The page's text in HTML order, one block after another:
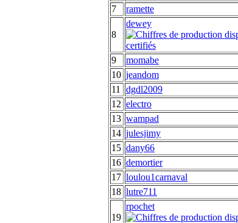
7
ramette
8
dewey
9 momabe
10 jeandom
11
dgdl2009
12 electro
13 wampad
14 julesjimy
15 dany66
16 demortier
17 loulou1carnaval
18 lutre711
19
rpochet